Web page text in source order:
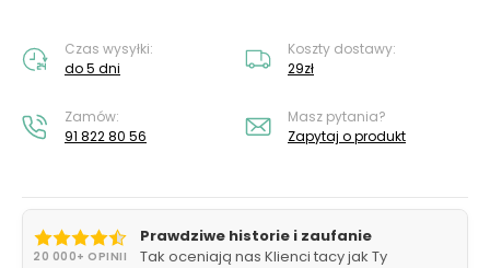
Czas wysyłki:
do 5 dni
Koszty dostawy:
29zł
Zamów:
91 822 80 56
Masz pytania?
Zapytaj o produkt
20 000+ OPINII
Prawdziwe historie i zaufanie
Tak oceniają nas Klienci tacy jak Ty